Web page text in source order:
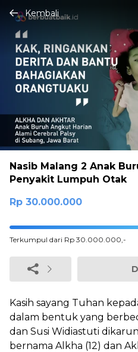
Kembali
Nasib Malang 2 Anak
Penyakit Lumpuh Otak
Rp 30.000.000
Terkumpul dari Rp 30.000.000,-
Kasih sayang Tuhan
dalam bentuk yang
dan Susi Widiastuti
bernama Alkha (12) dan